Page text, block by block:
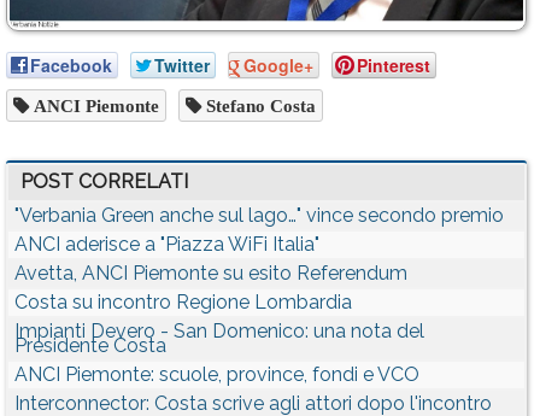
Facebook Twitter Google+ Pinterest
ANCI Piemonte Stefano Costa
POST CORRELATI
"Verbania Green anche sul lago…" vince secondo premio
ANCI aderisce a "Piazza WiFi Italia"
Avetta, ANCI Piemonte su esito Referendum
Costa su incontro Regione Lombardia
Impianti Devero - San Domenico: una nota del
Presidente Costa
ANCI Piemonte: scuole, province, fondi e VCO
Interconnector: Costa scrive agli attori dopo l'incontro